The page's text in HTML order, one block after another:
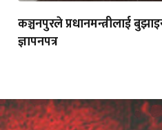
कञ्चनपुरले प्रधानमन्त्रीलाई
ज्ञापनपत्र